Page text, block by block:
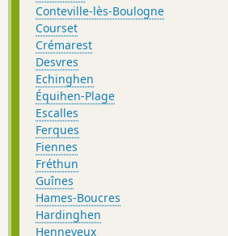
Conteville-lès-Boulogne
Courset
Crémarest
Desvres
Echinghen
Équihen-Plage
Escalles
Ferques
Fiennes
Fréthun
Guînes
Hames-Boucres
Hardinghen
Henneveux